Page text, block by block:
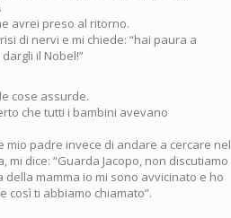
avrei preso al ritorno.
di nervi e mi chiede: “hai paura a
il Nobel!”
cose assurde.
che tutti i bambini avevano
mio padre invece di andare a cercare nel
mi dice: “Guarda Jacopo, non discutiamo
mamma io mi sono avvicinato e ho
così ti abbiamo chiamato”.